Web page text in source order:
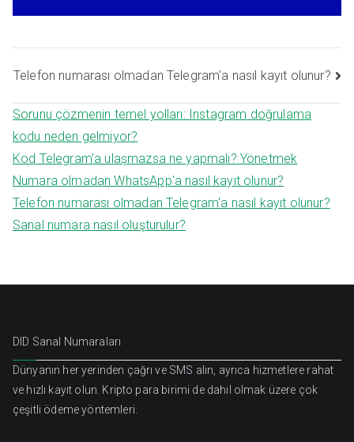
Yazı
gezinmesi
Telefon numarası olmadan Telegram'a nasıl kayıt olunur?
Sorunu çözmenin temel yolları: Instagram doğrulama
kodu neden gelmiyor?
Kod Telegram'a ulaşmazsa ne yapmalı? Yönetmek
Numara olmadan WhatsApp'a nasıl kayıt olunur?
Telefon numarası olmadan Telegram'a nasıl kayıt olunur?
Sanal numara nasıl oluşturulur?
DID Sanal Numaraları
Dünyanın her yerinden çağrı ve SMS alın, ayrıca hizmetlere rahat
ve hızlı kayıt olun. Kripto para birimi de dahil olmak üzere çok
çeşitli ödeme yöntemleri.